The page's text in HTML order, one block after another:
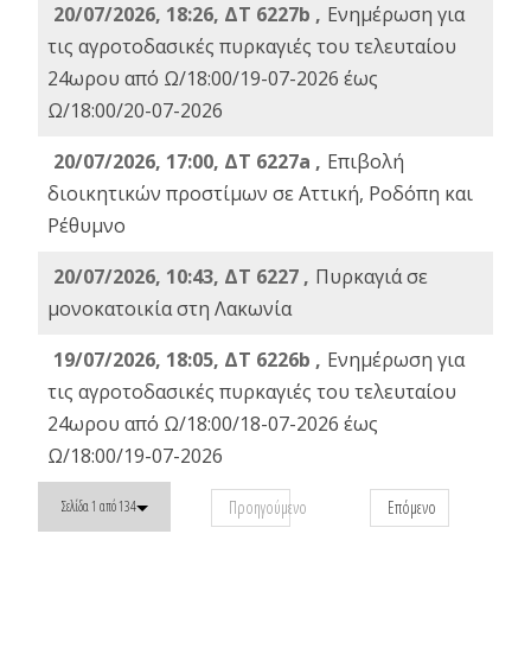
20/07/2026, 18:26, ΔΤ 6227b , Ενημέρωση για
τις αγροτοδασικές πυρκαγιές του τελευταίου
24ωρου από Ω/18:00/19-07-2026 έως
Ω/18:00/20-07-2026
20/07/2026, 17:00, ΔΤ 6227a , Επιβολή
διοικητικών προστίμων σε Αττική, Ροδόπη και
Ρέθυμνο
20/07/2026, 10:43, ΔΤ 6227 , Πυρκαγιά σε
μονοκατοικία στη Λακωνία
19/07/2026, 18:05, ΔΤ 6226b , Ενημέρωση για
τις αγροτοδασικές πυρκαγιές του τελευταίου
24ωρου από Ω/18:00/18-07-2026 έως
Ω/18:00/19-07-2026
Σελίδα 1 από 134 Προηγούμενο Επόμενο